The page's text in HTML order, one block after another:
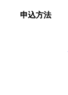
申込方法